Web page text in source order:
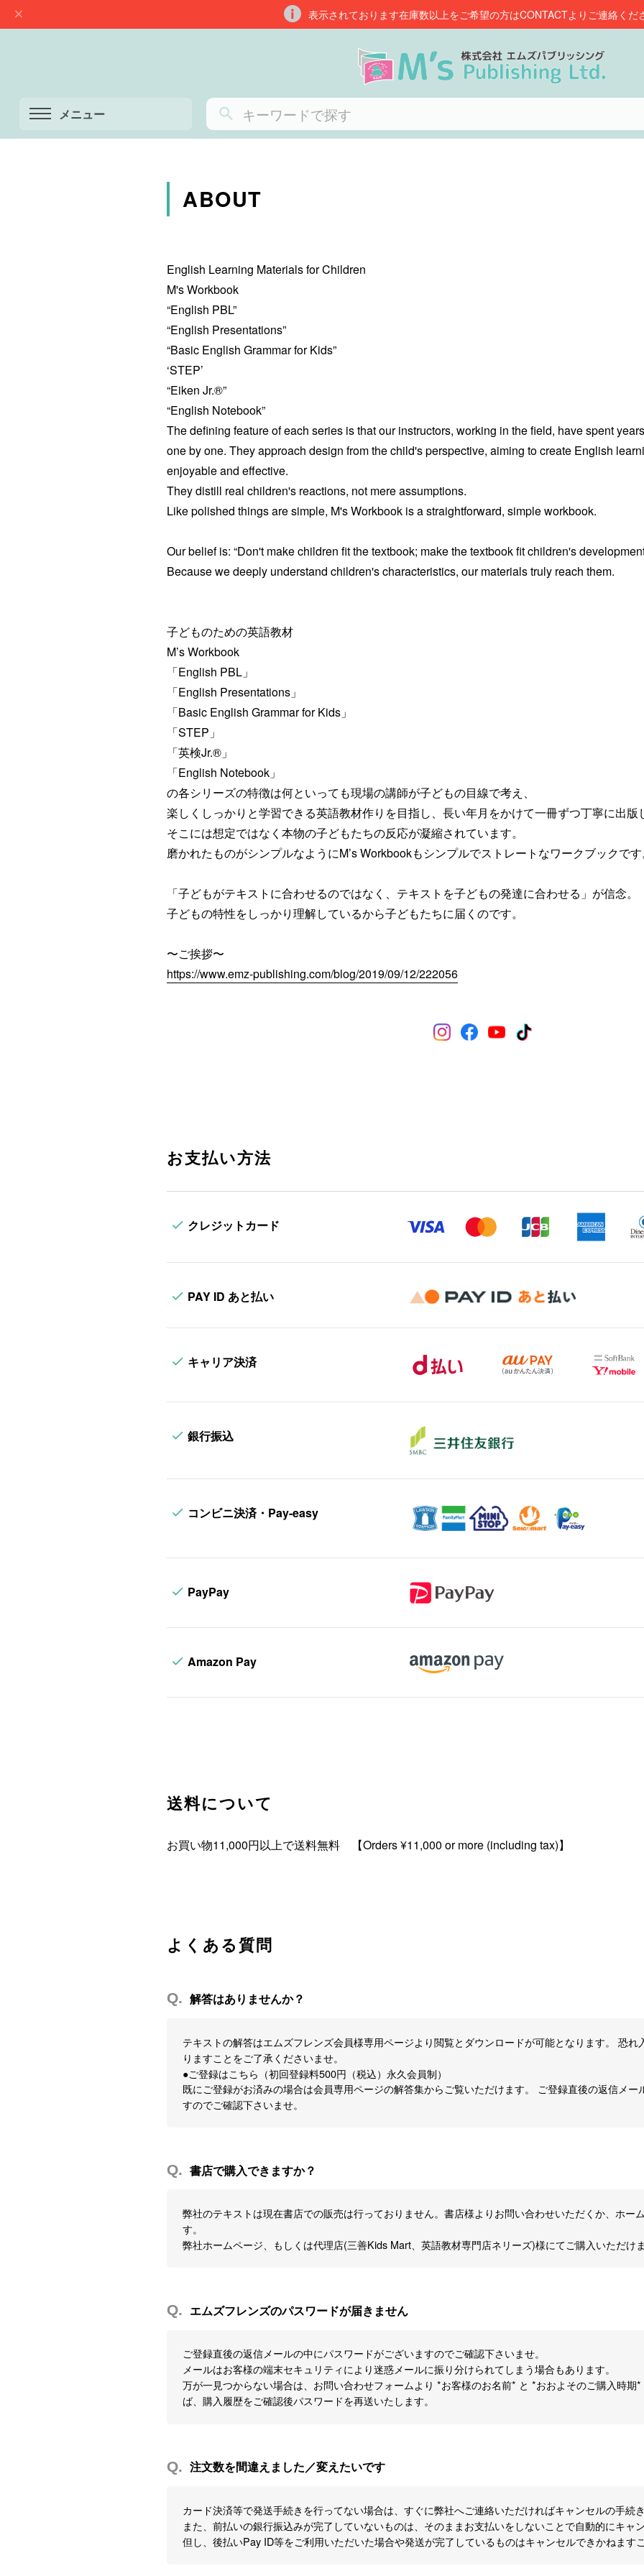
表示されております在庫数以上をご希望の方はCONTACTよりご連絡くだ
メニュー
ABOUT
English Learning Materials for Children
M's Workbook
“English PBL”
“English Presentations”
“Basic English Grammar for Kids”
‘STEP’
“Eiken Jr.®”
“English Notebook”
The defining feature of each series is that our instructors, working in the field, have spent
one by one. They approach design from the child's perspective, aiming to create English
enjoyable and effective.
They distill real children's reactions, not mere assumptions.
Like polished things are simple, M's Workbook is a straightforward, simple workbook.
Our belief is: “Don't make children fit the textbook; make the textbook fit children's
Because we deeply understand children's characteristics, our materials truly reach them.
子どものための英語教材
M’s Workbook
「English PBL」
「English Presentations」
「Basic English Grammar for Kids」
「STEP」
「英検Jr.®︎」
「English Notebook」
の各シリーズの特徴は何といっても現場の講師が子どもの目線で考え、
楽しくしっかりと学習できる英語教材作りを目指し、長い年月をかけて一冊ずつ丁寧に出版
そこには想定ではなく本物の子どもたちの反応が凝縮されています。
磨かれたものがシンプルなようにM’s Workbookもシンプルでストレートなワークブックです
「子どもがテキストに合わせるのではなく、テキストを子どもの発達に合わせる」が信念。
子どもの特性をしっかり理解しているから子どもたちに届くのです。
〜ご挨拶〜
https://www.emz-publishing.com/blog/2019/09/12/222056
お支払い方法
クレジットカード
PAY ID あと払い
キャリア決済
銀行振込
コンビニ決済・Pay-easy
PayPay
Amazon Pay
送料について
お買い物11,000円以上で送料無料 【Orders ¥11,000 or more (including tax)】
よくある質問
Q. 解答はありませんか？
テキストの解答はエムズフレンズ会員様専用ページより閲覧とダウンロードが可能となります。 恐れ
りますことをご了承くださいませ。
●ご登録はこちら（初回登録料500円（税込）永久会員制）
既にご登録がお済みの場合は会員専用ページの解答集からご覧いただけます。 ご登録直後の返信メー
すのでご確認下さいませ。
Q. 書店で購入できますか？
弊社のテキストは現在書店での販売は行っておりません。書店様よりお問い合わせいただくか、ホー
す。
弊社ホームページ、もしくは代理店(三善Kids Mart、英語教材専門店ネリーズ)様にてご購入いただけま
Q. エムズフレンズのパスワードが届きません
ご登録直後の返信メールの中にパスワードがございますのでご確認下さいませ。
メールはお客様の端末セキュリティにより迷惑メールに振り分けられてしまう場合もあります。
万が一見つからない場合は、お問い合わせフォームより *お客様のお名前* と *おおよそのご購入時期
ば、購入履歴をご確認後パスワードを再送いたします。
Q. 注文数を間違えました／変えたいです
カード決済等で発送手続きを行ってない場合は、すぐに弊社へご連絡いただければキャンセルの手続
また、前払いの銀行振込みが完了していないものは、そのままお支払いをしないことで自動的にキャン
但し、後払いPay ID等をご利用いただいた場合や発送が完了しているものはキャンセルできかねます